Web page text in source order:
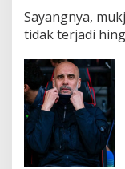
Sayangnya,
tidak terjadi